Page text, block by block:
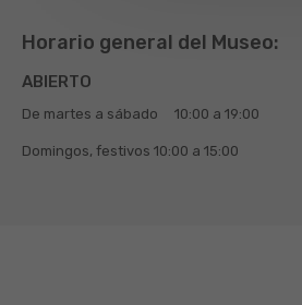
Horario general del Museo:
ABIERTO
De martes a sábado 10:00 a 19:00
Domingos, festivos 10:00 a 15:00